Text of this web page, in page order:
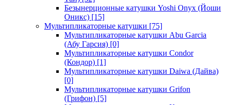
Безынерционные катушки Yoshi Onyx (Йоши
Оникс) [15]
Мультипликаторные катушки [75]
Мультипликаторные катушки Abu Garcia
(Абу Гарсия) [0]
Мультипликаторные катушки Condor
(Кондор) [1]
Мультипликаторные катушки Daiwa (Дайва)
[0]
Мультипликаторные катушки Grifon
(Грифон) [5]